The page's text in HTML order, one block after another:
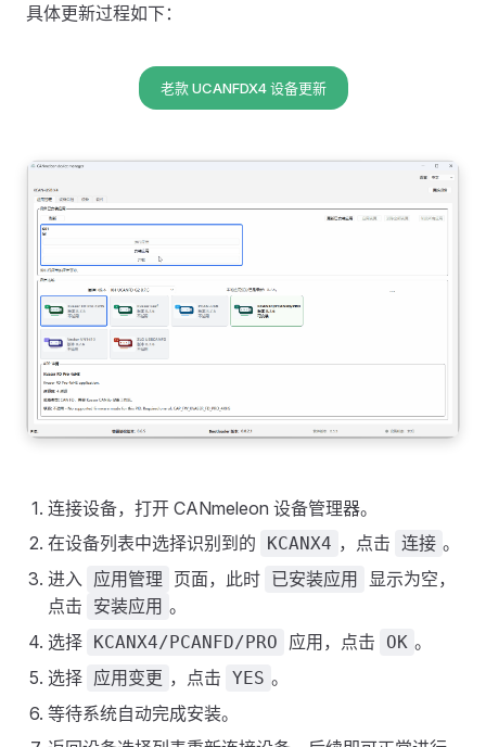
具体更新过程如下：
老款 UCANFDX4 设备更新
连接设备，打开 CANmeleon 设备管理器。
在设备列表中选择识别到的
KCANX4 ，点击 连接 。
进入
应用管理 页面，此时 已安装应用
显示为空，
点击
安装应用 。
选择 KCANX4/PCANFD/PRO 应用，点击 OK 。
选择 应用变更 ，点击 YES 。
等待系统自动完成安装。